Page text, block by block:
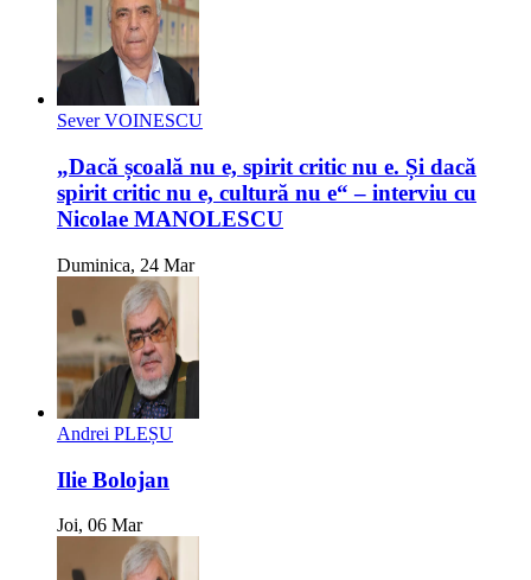
Sever VOINESCU
„Dacă școală nu e, spirit critic nu e. Și dacă
spirit critic nu e, cultură nu e“ – interviu cu
Nicolae MANOLESCU
Duminica, 24 Mar
Andrei PLEȘU
Ilie Bolojan
Joi, 06 Mar